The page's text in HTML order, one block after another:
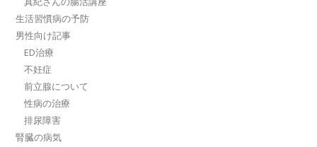
生活習慣病の予防
男性向け記事
ED治療
不妊症
前立腺について
性病の治療
排尿障害
腎臓の病気